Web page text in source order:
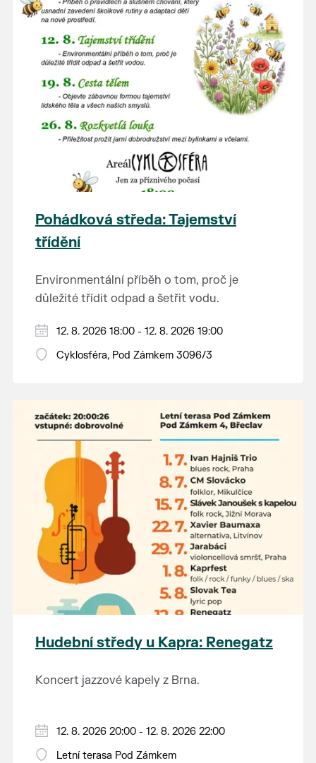
Pohádková středa: Tajemství
třídění
Environmentální příběh o tom, proč je
důležité třídit odpad a šetřit vodu.
Hraje se jen za příznivého počasí.
Vstupné dobrovolné.
12. 8. 2026 18:00 - 12. 8. 2026 19:00
Cyklosféra, Pod Zámkem 3096/3
Hudební středy u Kapra: Renegatz
Koncert jazzové kapely z Brna.
12. 8. 2026 20:00 - 12. 8. 2026 22:00
Letní terasa Pod Zámkem